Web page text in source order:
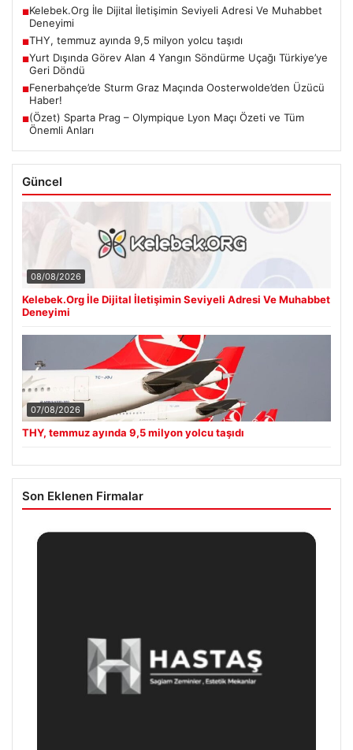
■Kelebek.Org İle Dijital İletişimin Seviyeli Adresi Ve Muhabbet
Deneyimi
■THY, temmuz ayında 9,5 milyon yolcu taşıdı
■Yurt Dışında Görev Alan 4 Yangın Söndürme Uçağı Türkiye’ye
Geri Döndü
■Fenerbahçe’de Sturm Graz Maçında Oosterwolde’den Üzücü
Haber!
■(Özet) Sparta Prag – Olympique Lyon Maçı Özeti ve Tüm
Önemli Anları
Güncel
08/08/2026
Kelebek.Org İle Dijital İletişimin Seviyeli Adresi Ve Muhabbet
Deneyimi
07/08/2026
THY, temmuz ayında 9,5 milyon yolcu taşıdı
Son Eklenen Firmalar